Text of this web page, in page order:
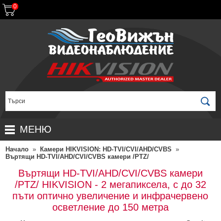
0
МЕНЮ
НАЧАЛО
ПРОМОЦИИ
НОВИ ПРОДУКТИ
ЗА ДИСТРИБУТОРИ
ГАРАНЦИОННИ УСЛОВИЯ
ДОСТАВКИ
Начало » Камери HIKVISION: HD-TVI/CVI/AHD/CVBS »
Въртящи HD-TVI/AHD/CVI/CVBS камери /PTZ/
Въртящи HD-TVI/AHD/CVI/CVBS камери
/PTZ/ HIKVISION - 2 мегапиксела, с до 32
пъти оптично увеличение и инфрачервено
осветление до 150 метра